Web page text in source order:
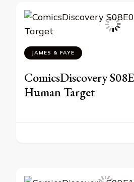
JAMES & FAYE
ComicsDiscovery
Human Target